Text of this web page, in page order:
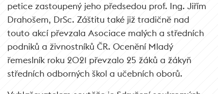
petice zastoupený jeho předsedou prof. Ing. Jiřím
Drahošem, DrSc. Záštitu také již tradičně nad
touto akcí převzala Asociace malých a středních
podniků a živnostníků ČR. Ocenění Mladý
řemeslník roku 2021 převzalo 25 žáků a žákyň
středních odborných škol a učebních oborů.